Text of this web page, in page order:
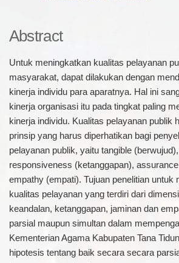
Abstract
Untuk meningkatkan kualitas pelayanan
masyarakat, dapat dilakukan dengan
kinerja individu para aparatnya. Hal ini
kinerja organisasi itu pada tingkat paling
kinerja individu. Kualitas pelayanan publik
prinsip yang harus diperhatikan bagi
pelayanan publik, yaitu tangible
responsiveness (ketanggapan),
empathy (empati). Tujuan penelitian untuk
kualitas pelayanan yang terdiri dari
keandalan, ketanggapan, jaminan dan
parsial maupun simultan dalam
Kementerian Agama Kabupaten Tana
hipotesis tentang baik secara secara